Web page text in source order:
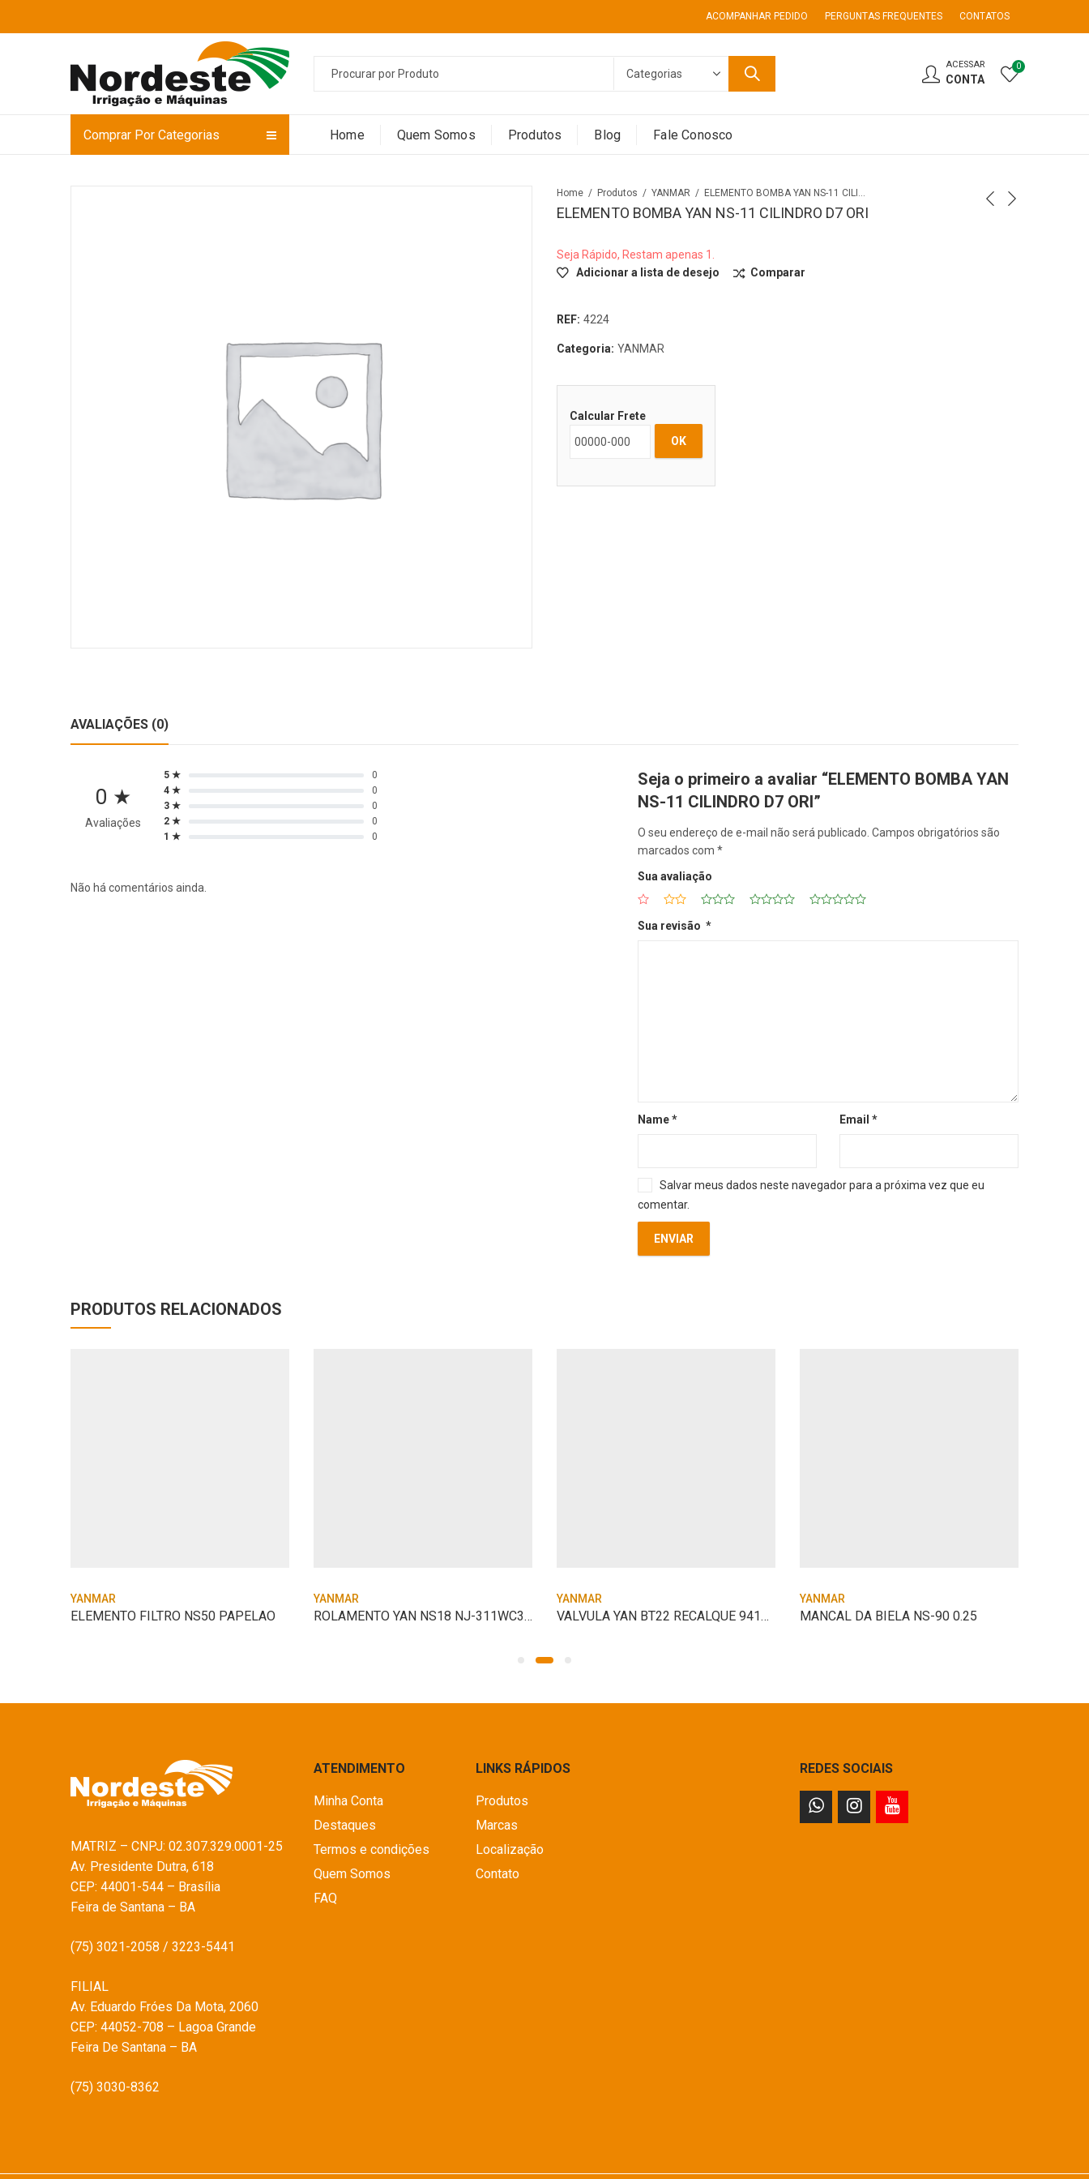
ACOMPANHAR PEDIDO PERGUNTAS FREQUENTES CONTATOS
ACESSAR
CONTA
0
Comprar Por Categorias Home Quem Somos Produtos Blog Fale Conosco
Home Produtos YANMAR ELEMENTO BOMBA YAN NS-11 CILINDRO D7 ORI
ELEMENTO BOMBA YAN NS-11 CILINDRO D7 ORI
Seja Rápido, Restam apenas 1.
Adicionar a lista de desejo
Comparar
REF: 4224
Categoria: YANMAR
Calcular Frete
OK
AVALIAÇÕES (0)
0 ★
Avaliações
5 ★
0
4 ★
0
3 ★
0
2 ★
0
1 ★
0
Não há comentários ainda.
Seja o primeiro a avaliar “ELEMENTO BOMBA YAN
NS-11 CILINDRO D7 ORI”
O seu endereço de e-mail não será publicado. Campos obrigatórios são
marcados com *
Sua avaliação
Sua revisão *
Name* Email *
Salvar meus dados neste navegador para a próxima vez que eu
comentar.
PRODUTOS RELACIONADOS
YANMAR
ELEMENTO FILTRO NS50 PAPELAO
YANMAR
ROLAMENTO YAN NS18 NJ-311WC3 NS18.02311
YANMAR
VALVULA YAN BT22 RECALQUE 94110800104 YA
YANMAR
MANCAL DA BIELA NS-90 0.25
MATRIZ – CNPJ: 02.307.329.0001-25
Av. Presidente Dutra, 618
CEP: 44001-544 – Brasília
Feira de Santana – BA
(75) 3021-2058 / 3223-5441
FILIAL
Av. Eduardo Fróes Da Mota, 2060
CEP: 44052-708 – Lagoa Grande
Feira De Santana – BA
(75) 3030-8362
ATENDIMENTO
Minha Conta
Destaques
Termos e condições
Quem Somos
FAQ
LINKS RÁPIDOS
Produtos
Marcas
Localização
Contato
REDES SOCIAIS